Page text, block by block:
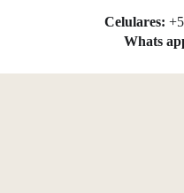
Celulares:
Whats